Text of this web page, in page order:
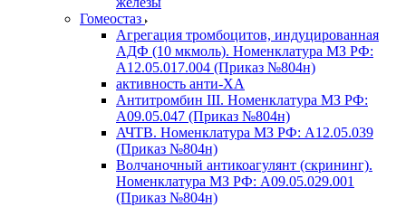
Гомеостаз
Агрегация тромбоцитов, индуцированная
АДФ (10 мкмоль). Номенклатура МЗ РФ:
A12.05.017.004 (Приказ №804н)
активность анти-ХА
Антитромбин III. Номенклатура МЗ РФ:
A09.05.047 (Приказ №804н)
АЧТВ. Номенклатура МЗ РФ: A12.05.039
(Приказ №804н)
Волчаночный антикоагулянт (скрининг).
Номенклатура МЗ РФ: A09.05.029.001
(Приказ №804н)